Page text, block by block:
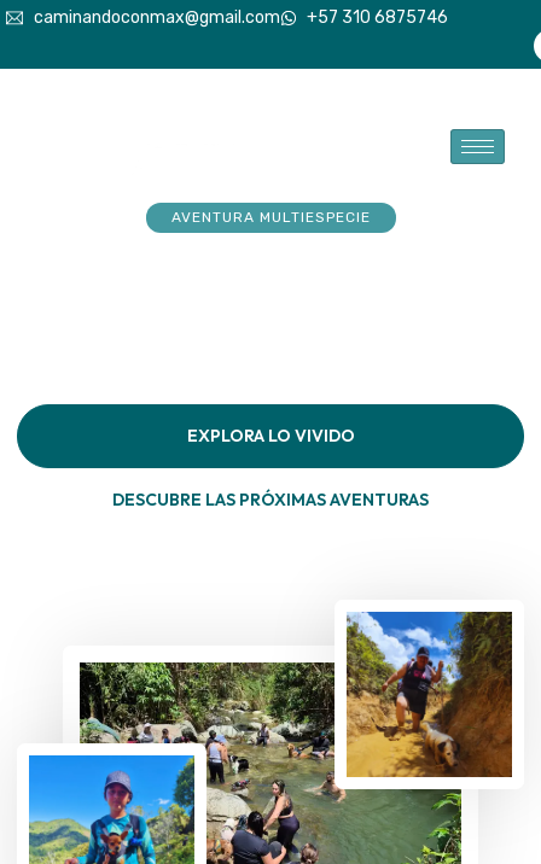
caminandoconmax@gmail.com +57 310 6875746
AVENTURA MULTIESPECIE
EXPLORA LO VIVIDO
DESCUBRE LAS PRÓXIMAS AVENTURAS